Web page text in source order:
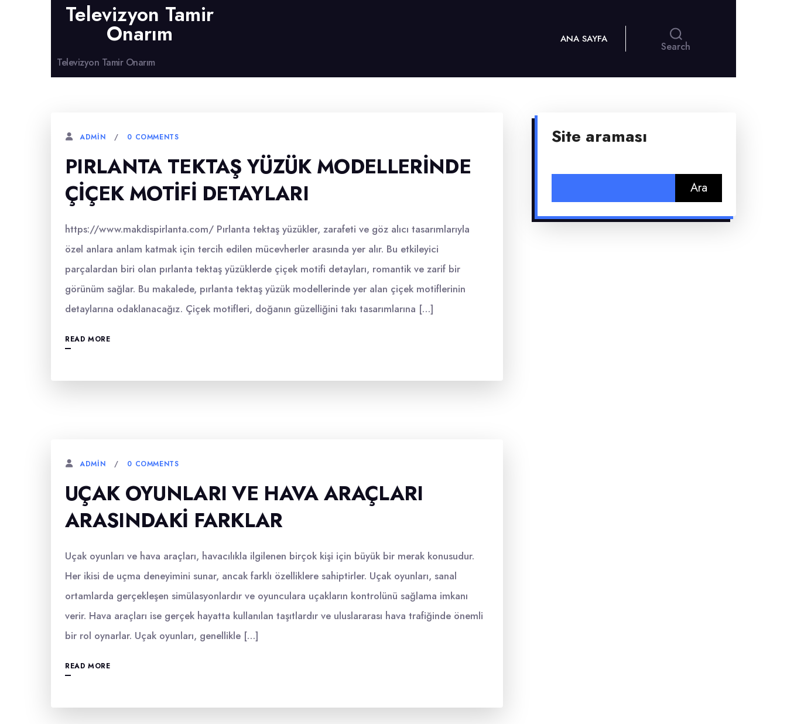
Televizyon Tamir
Onarım
Televizyon Tamir Onarım
ANA SAYFA
Search
ADMIN 0 COMMENTS
PIRLANTA TEKTAŞ YÜZÜK MODELLERINDE
ÇIÇEK MOTIFI DETAYLARI
https://www.makdispirlanta.com/ Pırlanta tektaş yüzükler, zarafeti ve göz alıcı tasarımlarıyla
özel anlara anlam katmak için tercih edilen mücevherler arasında yer alır. Bu etkileyici
parçalardan biri olan pırlanta tektaş yüzüklerde çiçek motifi detayları, romantik ve zarif bir
görünüm sağlar. Bu makalede, pırlanta tektaş yüzük modellerinde yer alan çiçek motiflerinin
detaylarına odaklanacağız. Çiçek motifleri, doğanın güzelliğini takı tasarımlarına […]
READ MORE
ADMIN 0 COMMENTS
UÇAK OYUNLARI VE HAVA ARAÇLARI
ARASINDAKI FARKLAR
Uçak oyunları ve hava araçları, havacılıkla ilgilenen birçok kişi için büyük bir merak konusudur.
Her ikisi de uçma deneyimini sunar, ancak farklı özelliklere sahiptirler. Uçak oyunları, sanal
ortamlarda gerçekleşen simülasyonlardır ve oyunculara uçakların kontrolünü sağlama imkanı
verir. Hava araçları ise gerçek hayatta kullanılan taşıtlardır ve uluslararası hava trafiğinde önemli
bir rol oynarlar. Uçak oyunları, genellikle […]
READ MORE
Site araması